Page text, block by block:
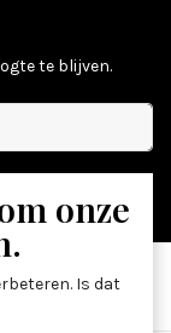
te blijven.
onze
Is dat